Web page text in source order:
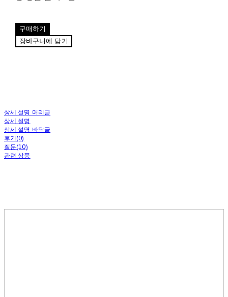
구매하기
장바구니에 담기
상세 설명 머리글
상세 설명
상세 설명 바닥글
후기(0)
질문(10)
관련 상품